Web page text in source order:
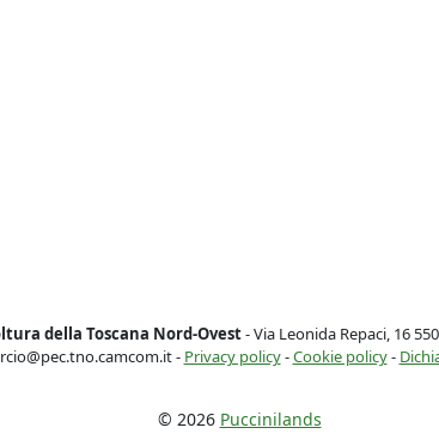
della Toscana Nord-Ovest- Via Leonida Repaci, 16
- Privacy policy-Cookie policy-
© 2026 Puccinilands